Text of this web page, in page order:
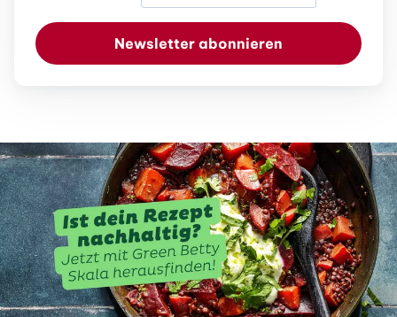
Newsletter abonnieren